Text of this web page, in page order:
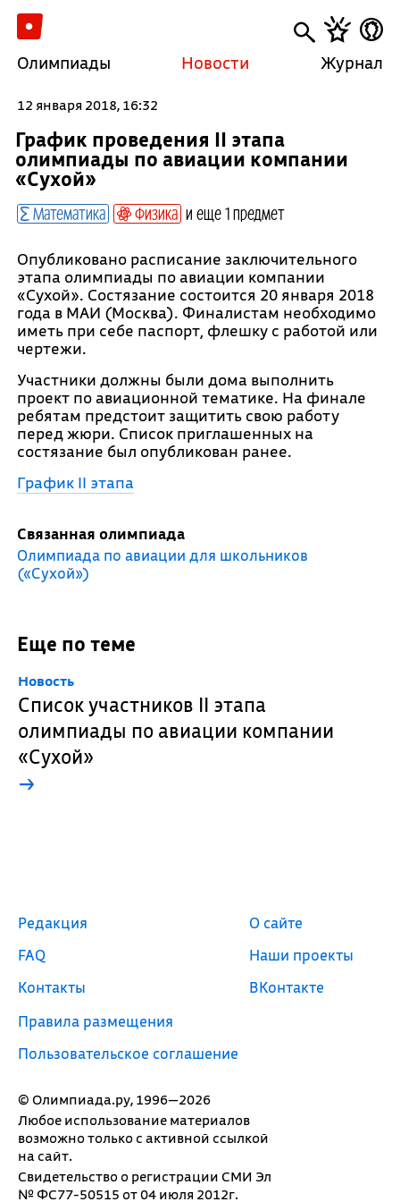
Олимпиады Новости Журнал
12 января 2018, 16:32
График проведения II этапа
олимпиады по авиации компании
«Сухой»
Математика Физика и еще 1 предмет
Опубликовано расписание заключительного
этапа олимпиады по авиации компании
«Сухой». Состязание состоится 20 января 2018
года в МАИ (Москва). Финалистам необходимо
иметь при себе паспорт, флешку с работой или
чертежи.
Участники должны были дома выполнить
проект по авиационной тематике. На финале
ребятам предстоит защитить свою работу
перед жюри. Список приглашенных на
состязание был опубликован ранее.
График II этапа
Связанная олимпиада
Олимпиада по авиации для школьников
(«Сухой»)
Еще по теме
Новость
Список участников II этапа
олимпиады по авиации компании
«Сухой»
→
© Олимпиада.ру, 1996—2026
Любое использование материалов
возможно только с активной ссылкой
на сайт.
Свидетельство о регистрации СМИ Эл
№ ФС77-50515 от 04 июля 2012г.
Редакция
FAQ
Контакты
Правила размещения
Пользовательское соглашение
О сайте
Наши проекты
ВКонтакте